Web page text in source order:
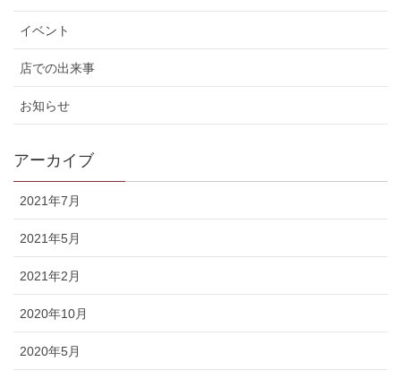
イベント
店での出来事
お知らせ
アーカイブ
2021年7月
2021年5月
2021年2月
2020年10月
2020年5月